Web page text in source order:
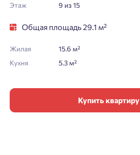
Этаж
9 из 15
Общая площадь 29.1 м²
Жилая
15.6 м²
Кухня
5.3 м²
Купить квартиру